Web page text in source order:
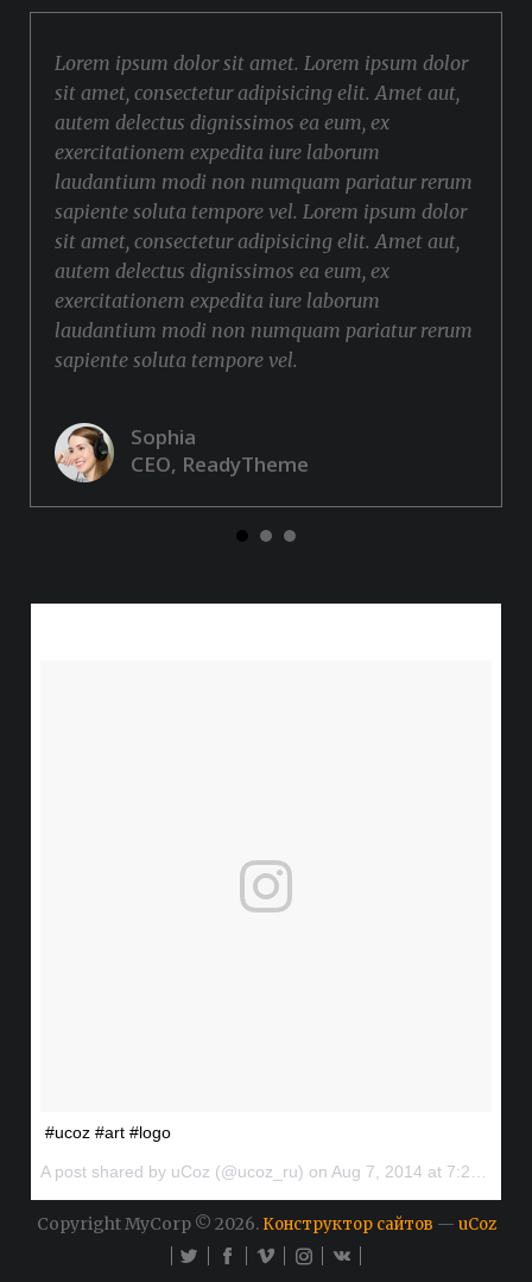
Lorem ipsum dolor sit amet. Lorem ipsum dolor
sit amet, consectetur adipisicing elit. Amet aut,
autem delectus dignissimos ea eum, ex
exercitationem expedita iure laborum
laudantium modi non numquam pariatur rerum
sapiente soluta tempore vel. Lorem ipsum dolor
sit amet, consectetur adipisicing elit. Amet aut,
autem delectus dignissimos ea eum, ex
exercitationem expedita iure laborum
laudantium modi non numquam pariatur rerum
sapiente soluta tempore vel.
Sophia
CEO, ReadyTheme
#ucoz #art #logo
A post shared by uCoz (@ucoz_ru) on Aug 7, 2014 at 7:20am PDT
Copyright MyCorp © 2026. Конструктор сайтов — uCoz